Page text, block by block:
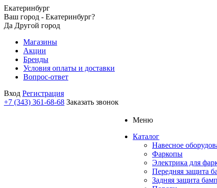
Екатеринбург
Ваш город - Екатеринбург?
Да Другой город
Магазины
Акции
Бренды
Условия оплаты и доставки
Вопрос-ответ
Вход Регистрация
+7 (343) 361-68-68 Заказать звонок
Меню
Каталог
Навесное
Фаркопы
Электрика для
Передняя защита
Задняя защита